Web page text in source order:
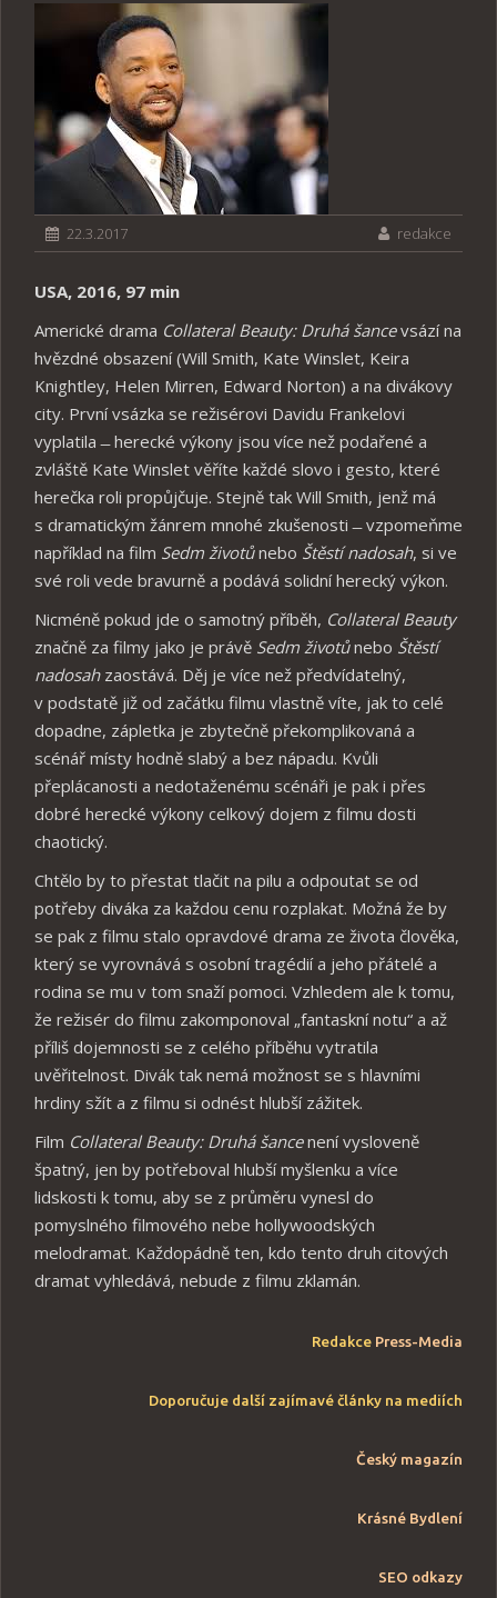
22.3.2017 redakce
USA, 2016, 97 min
Americké drama Collateral Beauty: Druhá šancevsází na
hvězdné obsazení (Will Smith, Kate Winslet, Keira
Knightley, Helen Mirren, Edward Norton) a na divákovy
city. První vsázka se režisérovi Davidu Frankelovi
vyplatila ̶ herecké výkony jsou více než podařené a
zvláště Kate Winslet věříte každé slovo i gesto, které
herečka roli propůjčuje. Stejně tak Will Smith, jenž má
s dramatickým žánrem mnohé zkušenosti ̶ vzpomeňme
například na film Sedm životůnebo Štěstí nadosah, si ve
své roli vede bravurně a podává solidní herecký výkon.
Nicméně pokud jde o samotný příběh, Collateral Beauty
značně za filmy jako je právě Sedm životůnebo Štěstí
nadosah zaostává. Děj je více než předvídatelný,
v podstatě již od začátku filmu vlastně víte, jak to celé
dopadne, zápletka je zbytečně překomplikovaná a
scénář místy hodně slabý a bez nápadu. Kvůli
přeplácanosti a nedotaženému scénáři je pak i přes
dobré herecké výkony celkový dojem z filmu dosti
chaotický.
Chtělo by to přestat tlačit na pilu a odpoutat se od
potřeby diváka za každou cenu rozplakat. Možná že by
se pak z filmu stalo opravdové drama ze života člověka,
který se vyrovnává s osobní tragédií a jeho přátelé a
rodina se mu v tom snaží pomoci. Vzhledem ale k tomu,
že režisér do filmu zakomponoval „fantaskní notu“ a až
příliš dojemnosti se z celého příběhu vytratila
uvěřitelnost. Divák tak nemá možnost se s hlavními
hrdiny sžít a z filmu si odnést hlubší zážitek.
Film Collateral Beauty: Druhá šancenení vysloveně
špatný, jen by potřeboval hlubší myšlenku a více
lidskosti k tomu, aby se z průměru vynesl do
pomyslného filmového nebe hollywoodských
melodramat. Každopádně ten, kdo tento druh citových
dramat vyhledává, nebude z filmu zklamán.
Redakce Press-Media
Doporučuje další zajímavé články na mediích
Český magazín
Krásné Bydlení
SEO odkazy